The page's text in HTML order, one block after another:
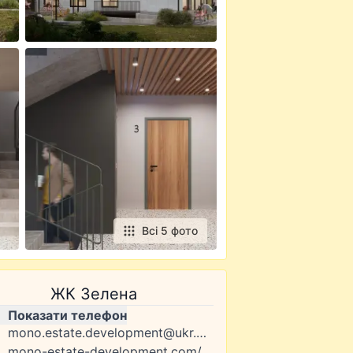
Всі 5 фото
ЖК Зелена
Показати телефон
mono.estate.development@ukr.net